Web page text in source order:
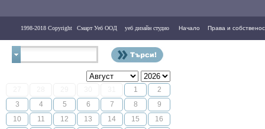
1998-2018 Copyright Смарт Уеб ООД уеб дизайн студио Начало Права и
1
2
3
4 5 6 7 8
9
10
11 12 13 14 15
16